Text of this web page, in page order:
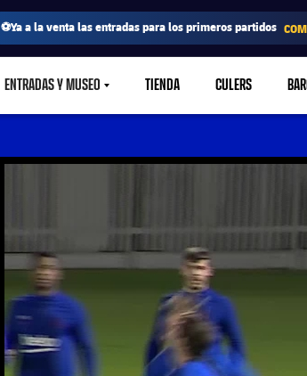
⚽Ya a la venta las entradas para los primeros partidos
ENTRADAS Y MUSEOLABEL.SHARE.CARETDOWN
TIENDA CULERS